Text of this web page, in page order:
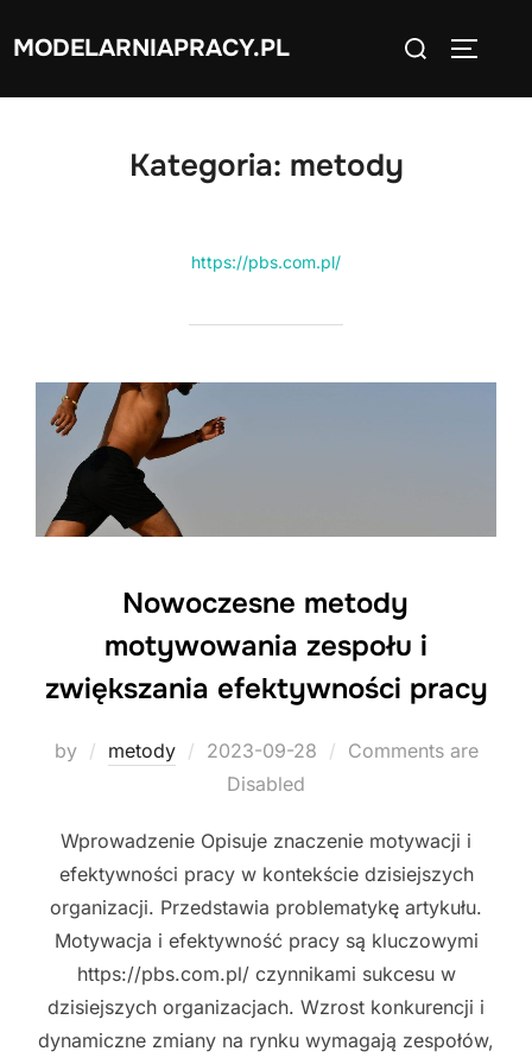
MODELARNIAPRACY.PL
Search
Kategoria: metody
https://pbs.com.pl/
Nowoczesne metody
motywowania zespołu i
zwiększania efektywności pracy
by metody
Posted
2023-09-28
Comments are
Disabled
Wprowadzenie Opisuje znaczenie motywacji i
efektywności pracy w kontekście dzisiejszych
organizacji. Przedstawia problematykę artykułu.
Motywacja i efektywność pracy są kluczowymi
https://pbs.com.pl/ czynnikami sukcesu w
dzisiejszych organizacjach. Wzrost konkurencji i
dynamiczne zmiany na rynku wymagają zespołów,